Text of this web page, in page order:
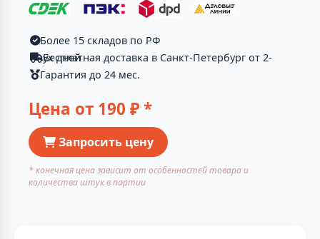
Более 15 складов по РФ
Бесплатная доставка в Санкт-Петербург от 2-ух дней
Гарантия до 24 мес.
Цена от 190 ₽ *
Запросить цену
* конечная цена зависит от особенностей товара и
количества штук в партии